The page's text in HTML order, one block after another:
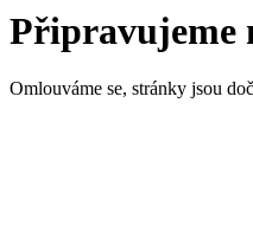
Připravujeme
Omlouváme se, stránky jsou